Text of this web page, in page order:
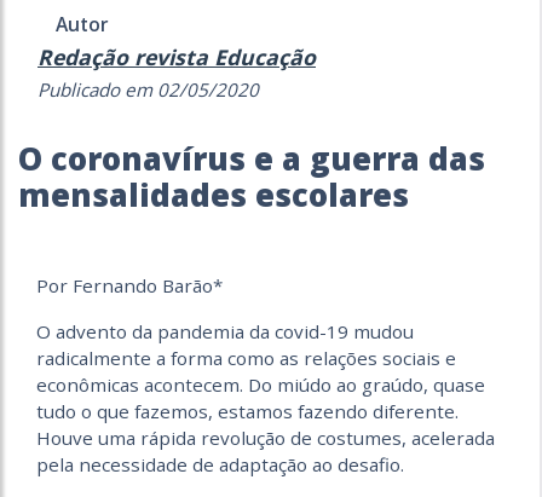
Autor
Redação revista Educação
Publicado em 02/05/2020
O coronavírus e a guerra das
mensalidades escolares
Por Fernando Barão*
O advento da pandemia da covid-19 mudou
radicalmente a forma como as relações sociais e
econômicas acontecem. Do miúdo ao graúdo, quase
tudo o que fazemos, estamos fazendo diferente.
Houve uma rápida revolução de costumes, acelerada
pela necessidade de adaptação ao desafio.